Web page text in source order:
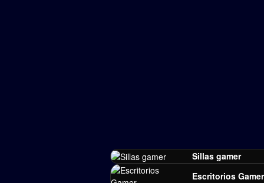
Sillas gamer
Escritorios Gamer